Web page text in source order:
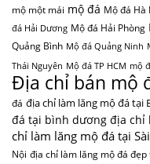
mộ một mái mộ đá Mộ đá Hà
đá Hải Dương Mộ đá Hải Phòng
Quảng Bình Mộ đá Quảng Ninh
Thái Nguyên Mộ đá TP HCM mộ
Địa chỉ bán mộ
đá địa chỉ làm lăng mộ đá tại
đá tại bình dương địa chỉ
chỉ làm lăng mộ đá tại
Nội địa chỉ làm lăng mộ đá đẹp